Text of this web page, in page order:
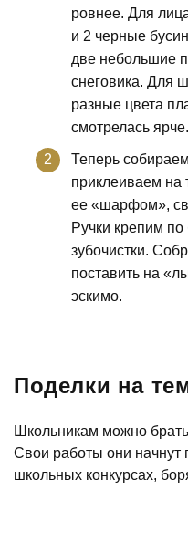
ровнее. Для
и 2 черные
две небольшие
снеговика. Для
разные цвета
смотрелась ярче.
Теперь
приклеиваем
ее «шарфом»,
Ручки крепим
зубочистки.
поставить на
эскимо.
Поделки на
Школьникам можно
Свои работы они начнут
школьных конкурсах,